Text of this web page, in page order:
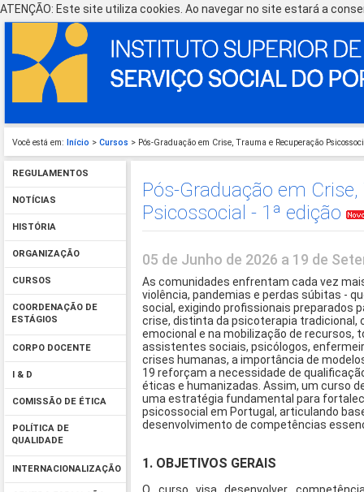
ATENÇÃO: Este site utiliza cookies. Ao navegar no site estará a
Você está em: Início > Cursos > Pós-Graduação em Crise, Trauma e Recuperação
REGULAMENTOS
NOTÍCIAS
HISTÓRIA
ORGANIZAÇÃO
CURSOS
COORDENAÇÃO DE
ESTÁGIOS
CORPO DOCENTE
I & D
COMISSÃO DE ÉTICA
POLÍTICA DE
QUALIDADE
INTERNACIONALIZAÇÃO
Pós-Graduação em
Psicossocial - 1ª edição
05 de Junho de 2026 a 19 de
As comunidades enfrentam cada vez
violência, pandemias e perdas súbitas -
social, exigindo profissionais preparados
crise, distinta da psicoterapia
emocional e na mobilização de recursos,
assistentes sociais, psicólogos,
crises humanas, a importância de
19 reforçam a necessidade de
éticas e humanizadas. Assim, um curso
uma estratégia fundamental para
psicossocial em Portugal, articulando
desenvolvimento de competências
1. OBJETIVOS GERAIS